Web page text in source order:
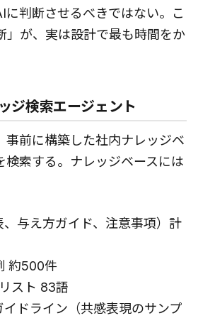
に判断させるべきではない。こ
」が、実は設計で最も時間をか
ジ検索エージェント
事前に構築した社内ナレッジベ
検索する。ナレッジベースには
、与え方ガイド、注意事項）計
約500件
スト 83語
イドライン（共感表現のサンプ